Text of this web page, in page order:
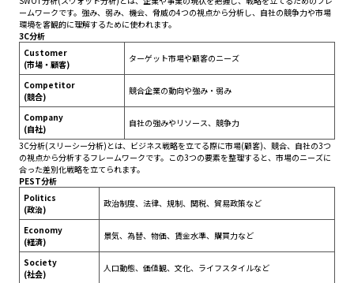
ームワークです。強み、弱み、機会、脅威の4つの視点から分析し、自社の競争力や市場
環境を客観的に理解するために使われます。
3C分析
Customer
(市場・顧客)
ターゲット市場や顧客のニーズ
Competitor
(競合)
競合企業の動向や強み・弱み
Company
(自社)
自社の強みやリソース、競争力
3C分析(スリーシー分析)とは、ビジネス戦略を立てる際に市場(顧客)、競合、自社の3つ
の視点から分析するフレームワークです。この3つの要素を整理すると、市場のニーズに
合った差別化戦略を立てられます。
PEST分析
Politics
(政治)
政治制度、法律、規制、関税、貿易政策など
Economy
(経済)
景気、為替、物価、賃金水準、購買力など
Society
(社会)
人口動態、価値観、文化、ライフスタイルなど